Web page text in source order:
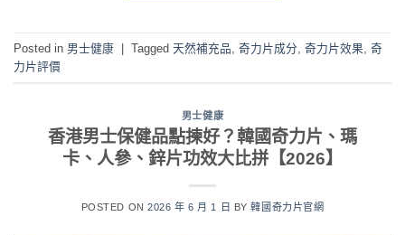
Posted in 男士健康 | Tagged 天然補充品 奇力片成分 奇力片效果 奇
力片評價
男士健康
香港男士保健品點揀好？韓國奇力片、瑪
卡、人參、鋅片功效大比拼【2026】
POSTED ON2026 年 6 月 1 日 BY韓國奇力片官網